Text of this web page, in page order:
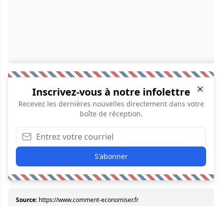
Inscrivez-vous à notre infolettre
Recevez les dernières nouvelles directement dans votre
boîte de réception.
S'abonner
Source: https://www.comment-economiser.fr